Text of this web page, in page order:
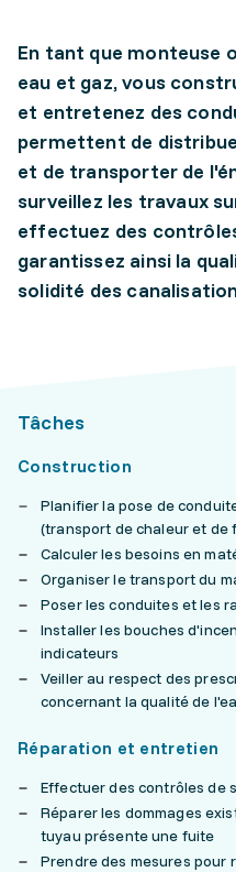
En tant que monteuse
eau et gaz, vous
et entretenez des
permettent de
et de transporter de
surveillez les travaux
effectuez des
garantissez ainsi la
solidité des
Tâches
Construction
Planifier la pose de
(transport de chaleur et de
Calculer les besoins en
Organiser le transport du
Poser les conduites et les
Installer les bouches
indicateurs
Veiller au respect des
concernant la qualité de
Réparation et entretien
Effectuer des contrôles de
Réparer les dommages
tuyau présente une fuite
Prendre des mesures pour